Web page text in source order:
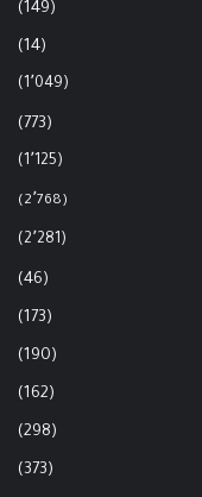
(149)
(14)
(1٬049)
(773)
(1٬125)
(2٬768)
(2٬281)
(46)
(173)
(190)
(162)
(298)
(373)